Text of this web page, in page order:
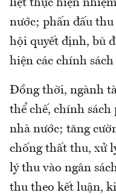
liệt thực hiện
nước; phấn đấu
hội quyết định, bù
hiện các chính
Đồng thời, ngành
thể chế, chính sách
nhà nước; tăng
chống thất thu, xử
lý thu vào ngân
thu theo kết luận,